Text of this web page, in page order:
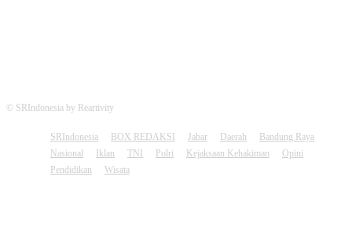
© SRIndonesia by Reartivity
SRIndonesia BOX REDAKSI Jabar Daerah
Bandung Raya
Nasional
Iklan TNI Polri Kejaksaan Kehakiman
Opini
Pendidikan
Wisata